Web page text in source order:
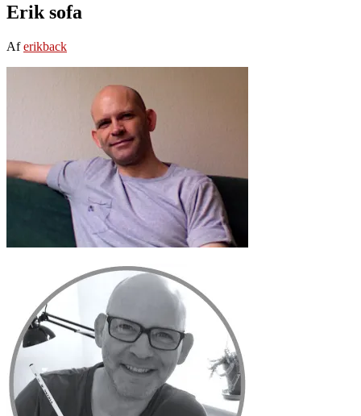
Erik sofa
Aferikback
Sidebar